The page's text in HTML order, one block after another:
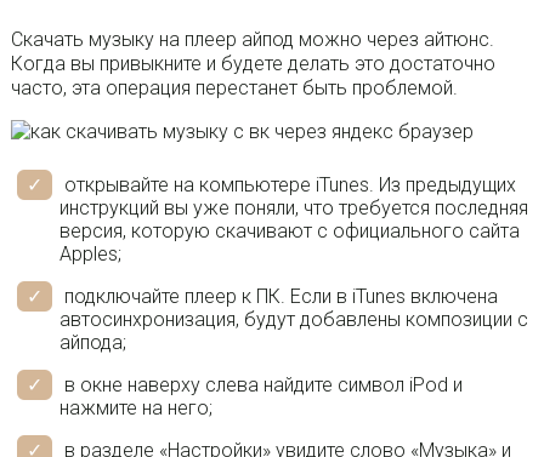
Скачать музыку на плеер айпод можно через айтюнс.
Когда вы привыкните и будете делать это достаточно
часто, эта операция перестанет быть проблемой.
открывайте на компьютере iTunes. Из предыдущих
инструкций вы уже поняли, что требуется последняя
версия, которую скачивают с официального сайта
Apples;
подключайте плеер к ПК. Если в iTunes включена
автосинхронизация, будут добавлены композиции с
айпода;
в окне наверху слева найдите символ iPod и
нажмите на него;
в разделе «Настройки» увидите слово «Музыка» и